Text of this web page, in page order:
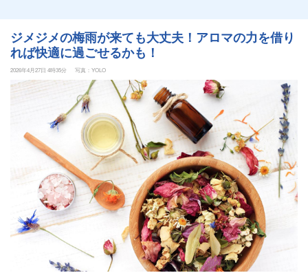
ジメジメの梅雨が来ても大丈夫！アロマの力を借り
れば快適に過ごせるかも！
2026年4月27日 4時35分 写真：YOLO